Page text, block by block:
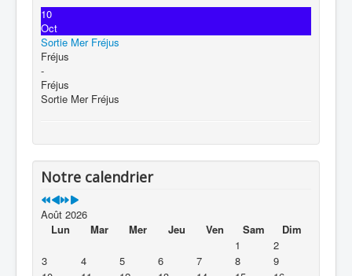
10
Oct
Sortie Mer Fréjus
Fréjus
-
Fréjus
Sortie Mer Fréjus
Notre calendrier
Août 2026
Lun
Mar Mer Jeu Ven Sam
Dim
1
2
3
4 5 6 7 8
9